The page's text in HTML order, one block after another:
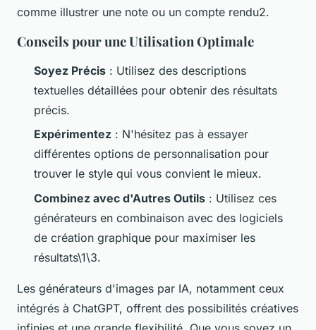
comme illustrer une note ou un compte rendu2.
Conseils pour une Utilisation Optimale
Soyez Précis : Utilisez des descriptions
textuelles détaillées pour obtenir des résultats
précis.
Expérimentez : N'hésitez pas à essayer
différentes options de personnalisation pour
trouver le style qui vous convient le mieux.
Combinez avec d'Autres Outils : Utilisez ces
générateurs en combinaison avec des logiciels
de création graphique pour maximiser les
résultats\1\3.
Les générateurs d'images par IA, notamment ceux
intégrés à ChatGPT, offrent des possibilités créatives